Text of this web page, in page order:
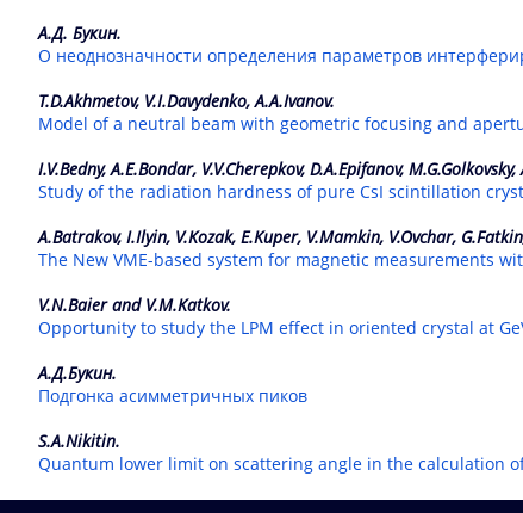
А.Д. Букин.
О неоднозначности определения параметров
T.D.Akhmetov, V.I.Davydenko, A.A.Ivanov.
Model of a neutral beam with geometric focusing and
I.V.Bedny, A.E.Bondar, V.V.Cherepkov, D.A.Epifanov,
Study of the radiation hardness of pure CsI scintillation
A.Batrakov, I.Ilyin, V.Kozak, E.Kuper, V.Mamkin, V.Ovchar,
The New VME-based system for magnetic measurements
V.N.Baier and V.M.Katkov.
Opportunity to study the LPM effect in oriented crystal at
А.Д.Букин.
Подгонка асимметричных пиков
S.A.Nikitin.
Quantum lower limit on scattering angle in the calculation